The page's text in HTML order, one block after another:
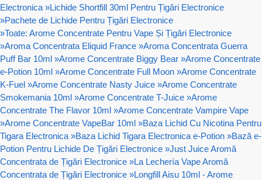
Electronica »Lichide Shortfill 30ml Pentru Țigări Electronice
»Pachete de Lichide Pentru Țigări Electronice
»Toate: Arome Concentrate Pentru Vape Și Țigări Electronice
»Aroma Concentrata Eliquid France »Aroma Concentrata Guerra
Puff Bar 10ml »Arome Concentrate Biggy Bear »Arome Concentrate
e-Potion 10ml »Arome Concentrate Full Moon »Arome Concentrate
K-Fuel »Arome Concentrate Nasty Juice »Arome Concentrate
Smokemania 10ml »Arome Concentrate T-Juice »Arome
Concentrate The Flavor 10ml »Arome Concentrate Vampire Vape
»Arome Concentrate VapeBar 10ml »Baza Lichid Cu Nicotina Pentru
Tigara Electronica »Baza Lichid Tigara Electronica e-Potion »Bază e-
Potion Pentru Lichide De Țigări Electronice »Just Juice Aromă
Concentrata de Țigări Electronice »La Lechería Vape Aromă
Concentrata de Țigări Electronice »Longfill Aisu 10ml - Arome